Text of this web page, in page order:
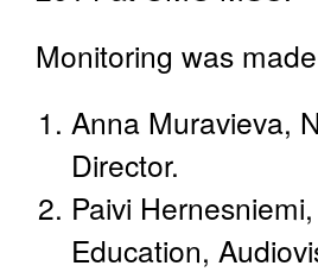
Monitoring was
Anna Muravieva,
Director.
Paivi
Education,